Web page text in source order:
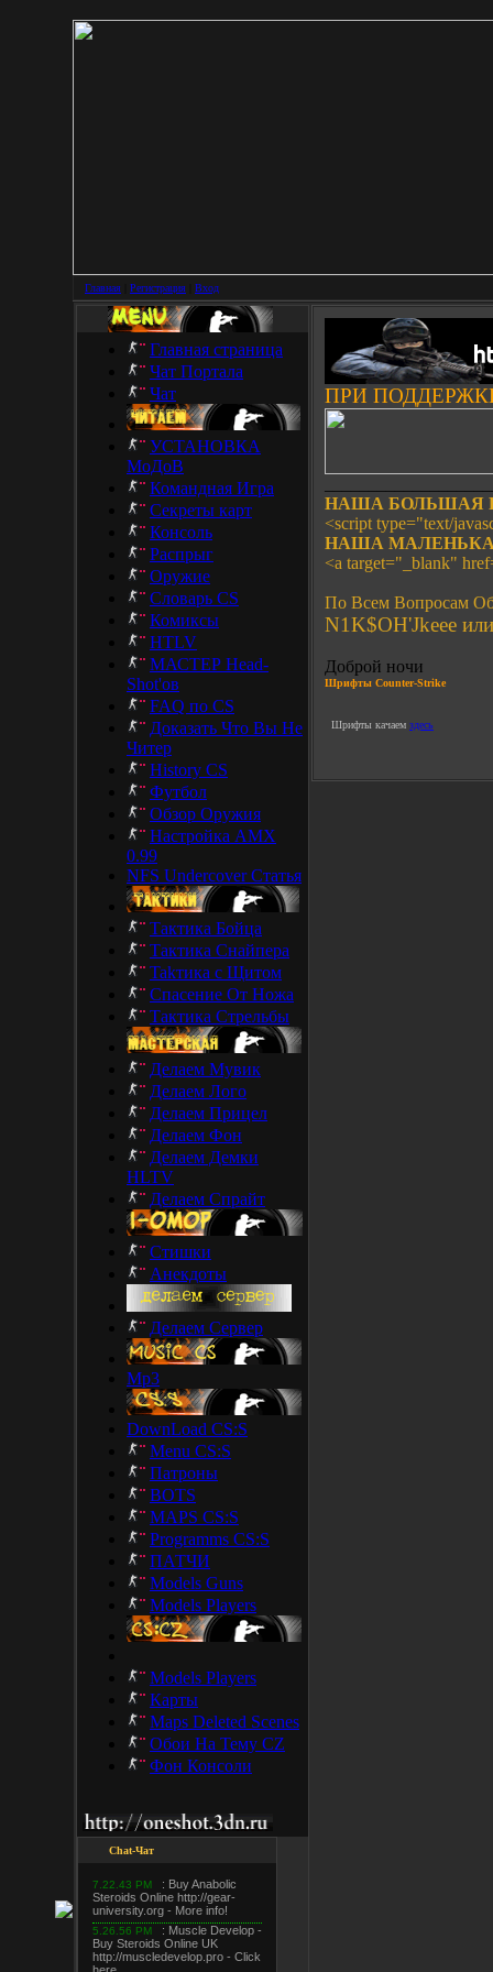
Главная Регистрация Вход
Главная страница
Чат Портала
Чат
УСТАНОВКА
МоДоВ
Командная Игра
Секреты карт
Консоль
Распрыг
Оружие
Словарь CS
Комиксы
HTLV
МАСТЕР Head-
Shot'ов
FAQ по CS
Доказать Что Вы Не
Читер
History CS
Футбол
Обзор Оружия
Настройка AMX
0.99
NFS Undercover Статья
Тактика Бойца
Тактика Снайпера
Takтика с Щитом
Спасение От Ножа
Тактика Стрельбы
Делаем Мувик
Делаем Лого
Делаем Прицел
Делаем Фон
Делаем Демки
HLTV
Делаем Спрайт
Стишки
Анекдоты
Делаем Сервер
Mp3
DownLoad CS:S
Menu CS:S
Патроны
BOTS
MAPS CS:S
Programms CS:S
ПАТЧИ
Models Guns
Models Players
Models Players
Карты
Maps Deleted Scenes
Обои На Тему CZ
Фон Консоли
Chat-Чат
ПРИ
НАША БОЛЬШАЯ
<script type="text/
НАША
<a target="_blank"
По Всем Вопросам
N1K$OH'Jkeee
Доброй ночи
Шрифты Counter-Strike
Шрифты качаем здесь